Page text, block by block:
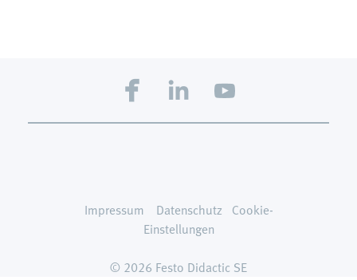
© 2026 Festo Didactic SE
Impressum Datenschutz Cookie-
Einstellungen